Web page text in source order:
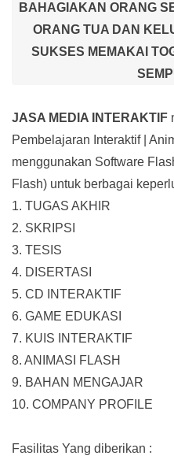
BAHAGIAKAN ORANG
ORANG TUA DAN
SUKSES MEMAKAI
JASA MEDIA INTERAKTIF
Pembelajaran Interaktif|
menggunakan Software
Flash) untuk berbagai
1. TUGAS AKHIR
2. SKRIPSI
3. TESIS
4. DISERTASI
5. CD INTERAKTIF
6. GAME EDUKASI
7. KUIS INTERAKTIF
8. ANIMASI FLASH
9. BAHAN MENGAJAR
10. COMPANY PROFILE
Fasilitas Yang diberikan :